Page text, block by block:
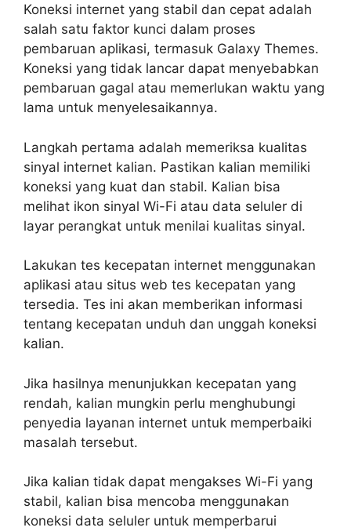
Koneksi internet yang stabil dan cepat adalah
salah satu faktor kunci dalam proses
pembaruan aplikasi, termasuk Galaxy Themes.
Koneksi yang tidak lancar dapat menyebabkan
pembaruan gagal atau memerlukan waktu yang
lama untuk menyelesaikannya.
Langkah pertama adalah memeriksa kualitas
sinyal internet kalian. Pastikan kalian memiliki
koneksi yang kuat dan stabil. Kalian bisa
melihat ikon sinyal Wi-Fi atau data seluler di
layar perangkat untuk menilai kualitas sinyal.
Lakukan tes kecepatan internet menggunakan
aplikasi atau situs web tes kecepatan yang
tersedia. Tes ini akan memberikan informasi
tentang kecepatan unduh dan unggah koneksi
kalian.
Jika hasilnya menunjukkan kecepatan yang
rendah, kalian mungkin perlu menghubungi
penyedia layanan internet untuk memperbaiki
masalah tersebut.
Jika kalian tidak dapat mengakses Wi-Fi yang
stabil, kalian bisa mencoba menggunakan
koneksi data seluler untuk memperbarui